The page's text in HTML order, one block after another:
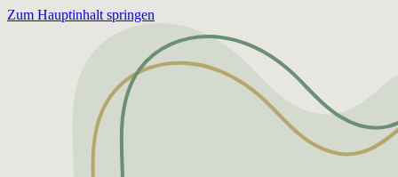
Zum Hauptinhalt springen